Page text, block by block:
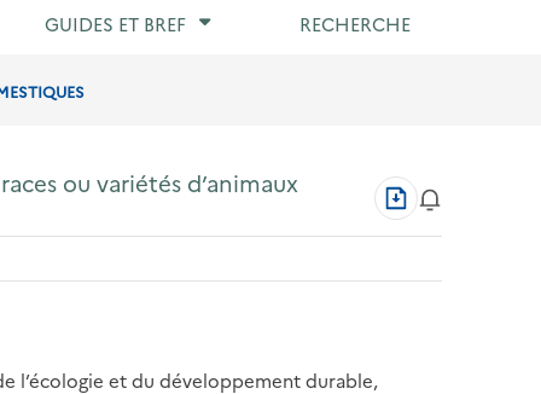
utilisateur
GUIDES ET BREF RECHERCHE
ou variétés d’animaux
Télécharger
au
format
l’écologie et du développement durable,